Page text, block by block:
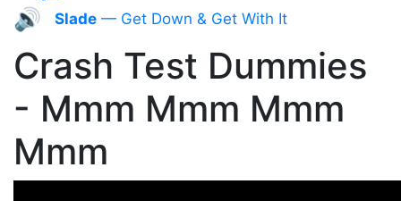
🔊 Slade — Get Down & Get With It
Crash Test Dummies
- Mmm Mmm Mmm
Mmm